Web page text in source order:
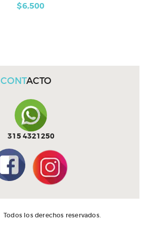
$6,500
CONTACTO
315 4321250
Todos los derechos reservados.